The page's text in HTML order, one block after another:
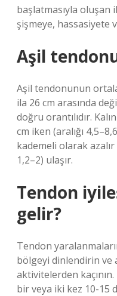
başlatmasıyla
şişmeye, hassasiyete
Aşil
Aşil tendonunun
ila 26 cm arasında
doğru orantılıdır.
cm iken (aralığı
kademeli olarak azalır
1,2–2) ulaşır.
Tendon
gelir?
Tendon
bölgeyi dinlendirin ve
aktivitelerden
bir veya iki kez 10-15